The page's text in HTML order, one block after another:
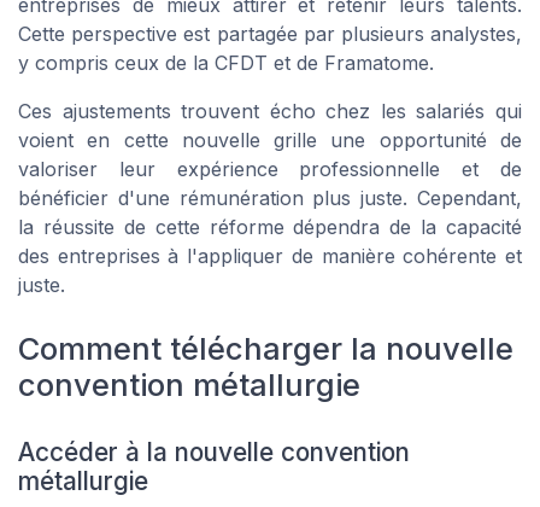
Cette perspective est partagée par plusieurs analystes,
y compris ceux de la CFDT et de Framatome.
Ces ajustements trouvent écho chez les salariés qui
voient en cette nouvelle grille une opportunité de
valoriser leur expérience professionnelle et de
bénéficier d'une rémunération plus juste. Cependant,
la réussite de cette réforme dépendra de la capacité
des entreprises à l'appliquer de manière cohérente et
juste.
Comment télécharger la nouvelle
convention métallurgie
Accéder à la nouvelle convention
métallurgie